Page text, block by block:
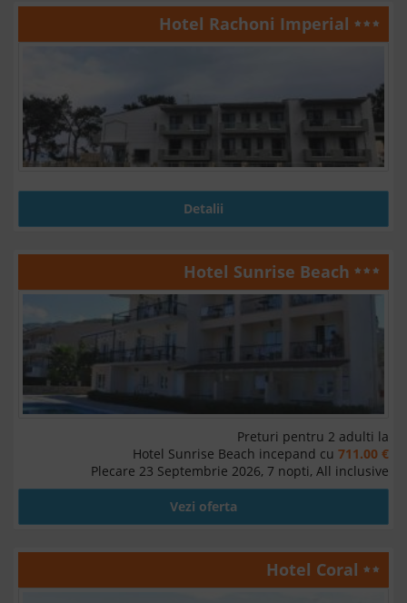
Hotel Rachoni Imperial
Detalii
Hotel Sunrise Beach
Preturi pentru 2 adulti la
Hotel Sunrise Beach incepand cu 711.00 €
Plecare 23 Septembrie 2026, 7 nopti, All inclusive
Vezi oferta
Hotel Coral